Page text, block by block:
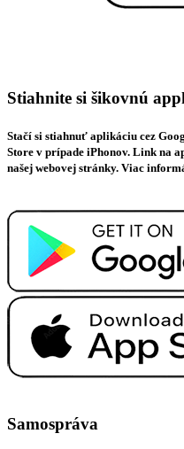
Stiahnite si šikovnú
Stačí si stiahnuť aplikáciu cez
Store v prípade iPhonov. Link na
našej webovej stránky. Viac
Samospráva